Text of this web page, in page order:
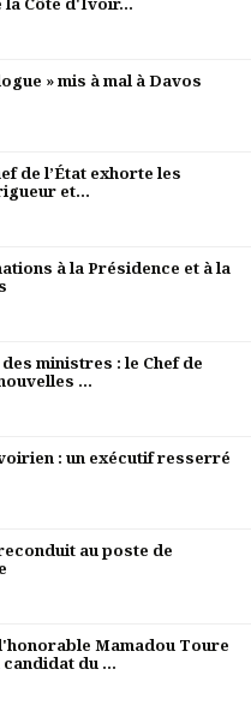
» mis à mal à Davos
de l’État exhorte les
et...
à la Présidence et à la
ministres : le Chef de
...
: un exécutif resserré
au poste de
Mamadou Toure
du ...